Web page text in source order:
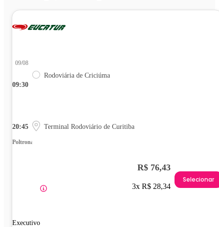
09:30
09/08
Rodoviária de Criciúma
20:45 Terminal Rodoviário de Curitiba
Poltrona
Executivo
R$ 76,43
3x R$ 28,34
Selecionar